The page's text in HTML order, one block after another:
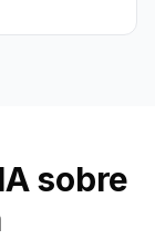
sobre